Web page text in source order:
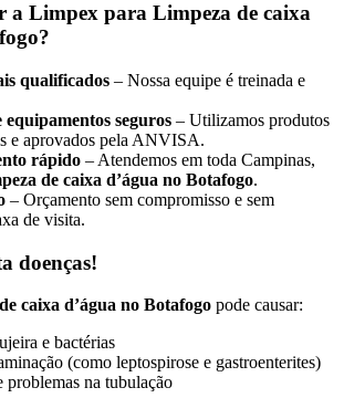
a Limpex para Limpeza de caixa
qualificados – Nossa equipe é treinada e
equipamentos seguros – Utilizamos produtos
e aprovados pela ANVISA.
rápido – Atendemos em toda Campinas,
de caixa d’água no Botafogo.
– Orçamento sem compromisso e sem
de visita.
doenças!
caixa d’água no Botafogo pode causar:
e bactérias
(como leptospirose e gastroenterites)
problemas na tubulação